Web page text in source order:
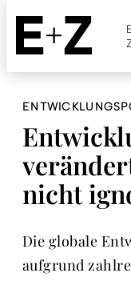
Skip
main
content
nicht
Die globale
aufgrund